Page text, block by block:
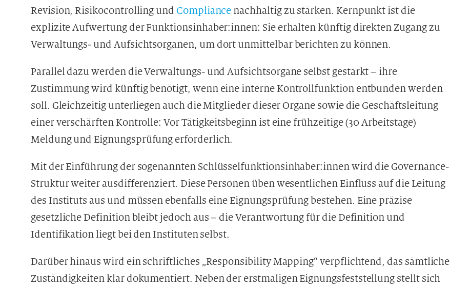
Revision, Risikocontrolling und Compliance nachhaltig zu stärken. Kernpunkt ist die
explizite Aufwertung der Funktionsinhaber:innen: Sie erhalten künftig direkten Zugang zu
Verwaltungs- und Aufsichtsorganen, um dort unmittelbar berichten zu können.
Parallel dazu werden die Verwaltungs- und Aufsichtsorgane selbst gestärkt – ihre
Zustimmung wird künftig benötigt, wenn eine interne Kontrollfunktion entbunden werden
soll. Gleichzeitig unterliegen auch die Mitglieder dieser Organe sowie die Geschäftsleitung
einer verschärften Kontrolle: Vor Tätigkeitsbeginn ist eine frühzeitige (30 Arbeitstage)
Meldung und Eignungsprüfung erforderlich.
Mit der Einführung der sogenannten Schlüsselfunktionsinhaber:innen wird die Governance-
Struktur weiter ausdifferenziert. Diese Personen üben wesentlichen Einfluss auf die Leitung
des Instituts aus und müssen ebenfalls eine Eignungsprüfung bestehen. Eine präzise
gesetzliche Definition bleibt jedoch aus – die Verantwortung für die Definition und
Identifikation liegt bei den Instituten selbst.
Darüber hinaus wird ein schriftliches „Responsibility Mapping“ verpflichtend, das sämtliche
Zuständigkeiten klar dokumentiert. Neben der erstmaligen Eignungsfeststellung stellt sich